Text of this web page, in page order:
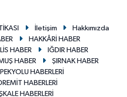
İletişim
Hakkımızda
HAKKÂRİ HABER
HABER
IĞDIR HABER
HABER
ŞIRNAK HABER
HABERLERİ
HABERLERİ
HABERLERİ